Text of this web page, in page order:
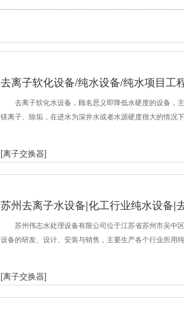
去离子软化设备/纯水设备/纯水项目工
去离子软化水设备，顾名思义即降低水硬度的设备，主
镁离子、除垢，在进水为深井水或者水源硬度很大的情况下
[离子交换器]
苏州去离子水设备|化工行业纯水设备|
苏州伟志水处理设备有限公司位于江苏省苏州市吴中
设备的研发、设计、安装与销售，主要生产各个行业所用
[离子交换器]